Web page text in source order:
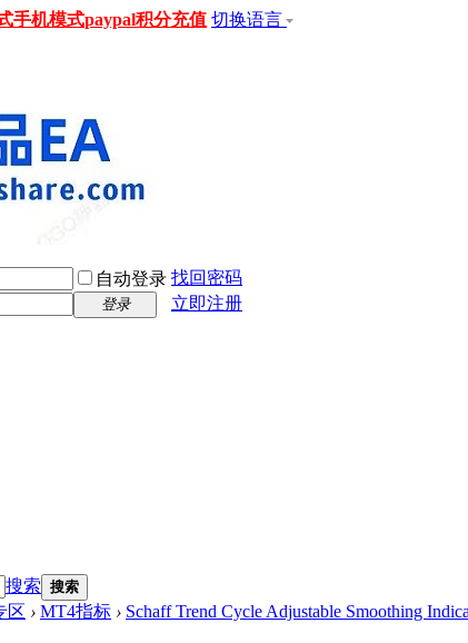
手机模式paypal积分充值 切换语言
自动登录 找回密码
登录 立即注册
搜索 搜索
区 › MT4指标 › Schaff Trend Cycle Adjustable Smoothing